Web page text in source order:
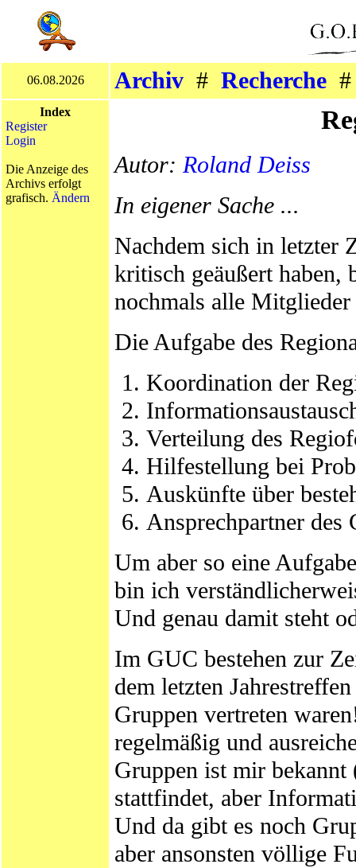
06.08.2026 Archiv # Recherche
Index
Register
Login
Die Anzeige des
Archivs erfolgt
grafisch. Ändern
Autor: Roland Deiss
In eigener Sache ...
Nachdem sich in letzter
kritisch geäußert haben,
nochmals alle
Die Aufgabe des
Koordination der
Verteilung des
Hilfestellung bei
Auskünfte über
Ansprechpartner des
Um aber so eine
bin ich
Und genau damit steht
Im GUC bestehen zur
dem letzten
Gruppen vertreten
regelmäßig und
Gruppen ist mir bekannt
stattfindet, aber
Und da gibt es noch
aber ansonsten völlige